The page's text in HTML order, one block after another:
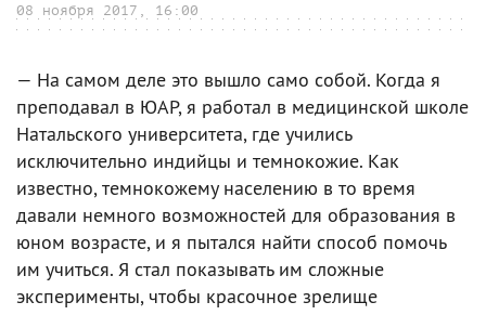
08 ноября 2017, 16:00
— На самом деле это вышло само собой. Когда я
преподавал в ЮАР, я работал в медицинской школе
Натальского университета, где учились
исключительно индийцы и темнокожие. Как
известно, темнокожему населению в то время
давали немного возможностей для образования в
юном возрасте, и я пытался найти способ помочь
им учиться. Я стал показывать им сложные
эксперименты, чтобы красочное зрелище